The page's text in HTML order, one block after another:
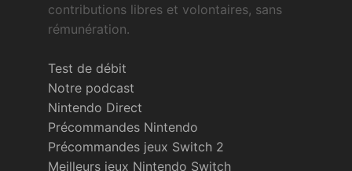
contributions libres et volontaires, sans
rémunération.
Test de débit
Notre podcast
Nintendo Direct
Précommandes Nintendo
Précommandes jeux Switch 2
Meilleurs jeux Nintendo Switch